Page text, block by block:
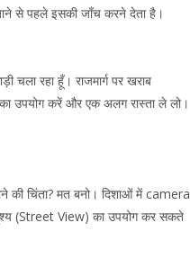
से पहले इसकी जाँच करने देता है।
रहा हूँ। राजमार्ग पर खराब
उपयोग करें और एक अलग रास्ता ले लो।
की चिंता? मत बनो। दिशाओं में camera
(Street View) का उपयोग कर सकते